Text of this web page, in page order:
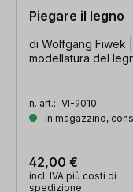
Piegare il legno
di Wolfgang Fiwek
modellatura del
n. art.: VI-9010
In magazzino,
42,00 €
incl. IVA più costi di
spedizione